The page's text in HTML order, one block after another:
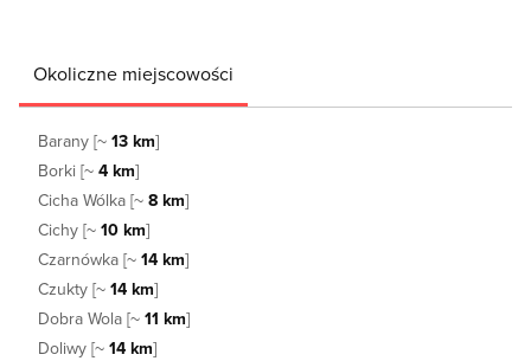
Okoliczne miejscowości
Barany [~ 13 km]
Borki [~ 4 km]
Cicha Wólka [~ 8 km]
Cichy [~ 10 km]
Czarnówka [~ 14 km]
Czukty [~ 14 km]
Dobra Wola [~ 11 km]
Doliwy [~ 14 km]